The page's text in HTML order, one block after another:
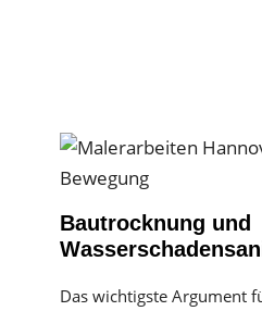
Bautrocknung und
Das wichtigste Argument